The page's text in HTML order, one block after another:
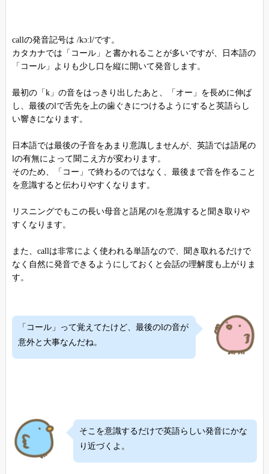
callの発音記号は /kɔːl/です。
カタカナでは「コール」と書かれることが多いですが、日本語の
「コール」よりも少し口を縦に開いて発音します。
最初の「k」の音をはっきり出したあと、「オー」を長めに伸ば
し、最後のlで舌先を上の歯ぐきにつけるようにすると英語らし
い響きになります。
日本語では最後の子音をあまり意識しませんが、英語では語尾の
lの有無によって聞こえ方が変わります。
そのため、「コー」で終わるのではなく、最後まで音を作ること
を意識すると伝わりやすくなります。
リスニングでもこの長い母音と語尾のlを意識すると聞き取りや
すくなります。
また、callは非常によく使われる単語なので、聞き取れるだけで
なく自然に発音できるようにしておくと会話の理解度も上がりま
す。
「コール」って覚えてたけど、最後のlの音が
意外と大事なんだね。
そこを意識するだけで英語らしい発音にかな
り近づくよ。